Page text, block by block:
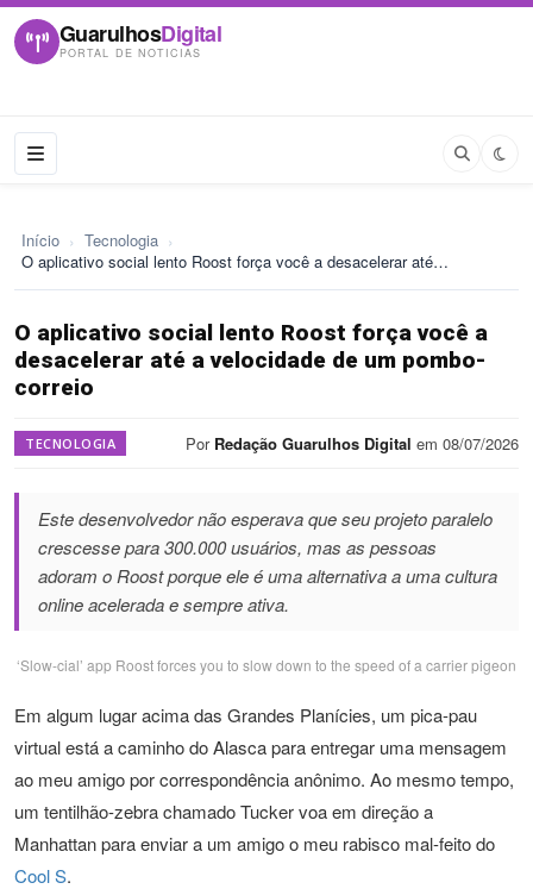
GuarulhosDigital
PORTAL DE NOTICIAS
Início › Tecnologia ›
O aplicativo social lento Roost força você a desacelerar até…
O aplicativo social lento Roost força você a
desacelerar até a velocidade de um pombo-
correio
TECNOLOGIA Por Redação Guarulhos Digital em 08/07/2026
Este desenvolvedor não esperava que seu projeto paralelo
crescesse para 300.000 usuários, mas as pessoas
adoram o Roost porque ele é uma alternativa a uma cultura
online acelerada e sempre ativa.
‘Slow-cial’ app Roost forces you to slow down to the speed of a carrier pigeon
Em algum lugar acima das Grandes Planícies, um pica-pau
virtual está a caminho do Alasca para entregar uma mensagem
ao meu amigo por correspondência anônimo. Ao mesmo tempo,
um tentilhão-zebra chamado Tucker voa em direção a
Manhattan para enviar a um amigo o meu rabisco mal-feito do
Cool S.